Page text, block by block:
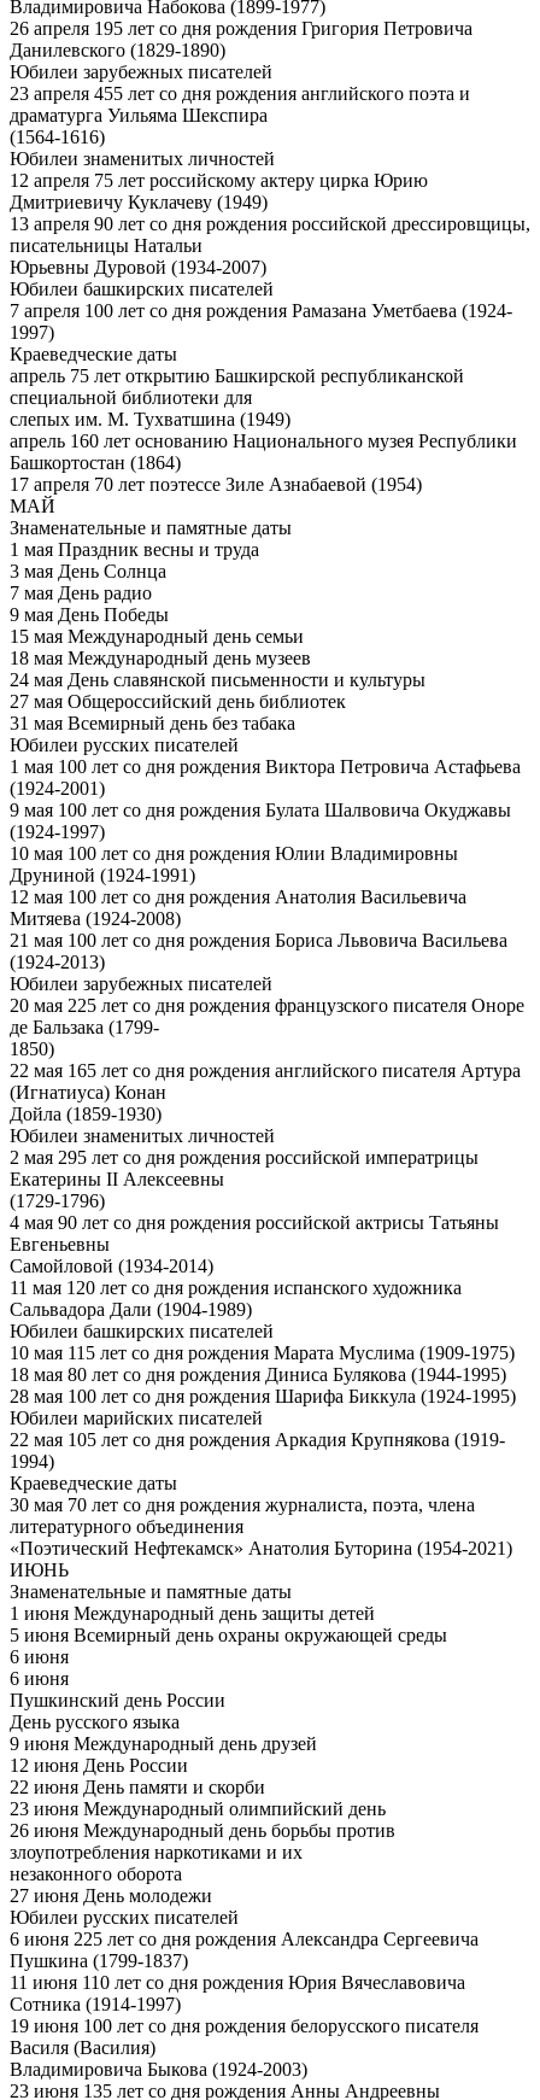
Владимировича Набокова (1899-1977)
26 апреля 195 лет со дня рождения Григория Петровича
Данилевского (1829-1890)
Юбилеи зарубежных писателей
23 апреля 455 лет со дня рождения английского поэта и
драматурга Уильяма Шекспира
(1564-1616)
Юбилеи знаменитых личностей
12 апреля 75 лет российскому актеру цирка Юрию
Дмитриевичу Куклачеву (1949)
13 апреля 90 лет со дня рождения российской дрессировщицы,
писательницы Натальи
Юрьевны Дуровой (1934-2007)
Юбилеи башкирских писателей
7 апреля 100 лет со дня рождения Рамазана Уметбаева (1924-
1997)
Краеведческие даты
апрель 75 лет открытию Башкирской республиканской
специальной библиотеки для
слепых им. М. Тухватшина (1949)
апрель 160 лет основанию Национального музея Республики
Башкортостан (1864)
17 апреля 70 лет поэтессе Зиле Азнабаевой (1954)
МАЙ
Знаменательные и памятные даты
1 мая Праздник весны и труда
3 мая День Солнца
7 мая День радио
9 мая День Победы
15 мая Международный день семьи
18 мая Международный день музеев
24 мая День славянской письменности и культуры
27 мая Общероссийский день библиотек
31 мая Всемирный день без табака
Юбилеи русских писателей
1 мая 100 лет со дня рождения Виктора Петровича Астафьева
(1924-2001)
9 мая 100 лет со дня рождения Булата Шалвовича Окуджавы
(1924-1997)
10 мая 100 лет со дня рождения Юлии Владимировны
Друниной (1924-1991)
12 мая 100 лет со дня рождения Анатолия Васильевича
Митяева (1924-2008)
21 мая 100 лет со дня рождения Бориса Львовича Васильева
(1924-2013)
Юбилеи зарубежных писателей
20 мая 225 лет со дня рождения французского писателя Оноре
де Бальзака (1799-
1850)
22 мая 165 лет со дня рождения английского писателя Артура
(Игнатиуса) Конан
Дойла (1859-1930)
Юбилеи знаменитых личностей
2 мая 295 лет со дня рождения российской императрицы
Екатерины II Алексеевны
(1729-1796)
4 мая 90 лет со дня рождения российской актрисы Татьяны
Евгеньевны
Самойловой (1934-2014)
11 мая 120 лет со дня рождения испанского художника
Сальвадора Дали (1904-1989)
Юбилеи башкирских писателей
10 мая 115 лет со дня рождения Марата Муслима (1909-1975)
18 мая 80 лет со дня рождения Диниса Булякова (1944-1995)
28 мая 100 лет со дня рождения Шарифа Биккула (1924-1995)
Юбилеи марийских писателей
22 мая 105 лет со дня рождения Аркадия Крупнякова (1919-
1994)
Краеведческие даты
30 мая 70 лет со дня рождения журналиста, поэта, члена
литературного объединения
«Поэтический Нефтекамск» Анатолия Буторина (1954-2021)
ИЮНЬ
Знаменательные и памятные даты
1 июня Международный день защиты детей
5 июня Всемирный день охраны окружающей среды
6 июня
6 июня
Пушкинский день России
День русского языка
9 июня Международный день друзей
12 июня День России
22 июня День памяти и скорби
23 июня Международный олимпийский день
26 июня Международный день борьбы против
злоупотребления наркотиками и их
незаконного оборота
27 июня День молодежи
Юбилеи русских писателей
6 июня 225 лет со дня рождения Александра Сергеевича
Пушкина (1799-1837)
11 июня 110 лет со дня рождения Юрия Вячеславовича
Сотника (1914-1997)
19 июня 100 лет со дня рождения белорусского писателя
Василя (Василия)
Владимировича Быкова (1924-2003)
23 июня 135 лет со дня рождения Анны Андреевны